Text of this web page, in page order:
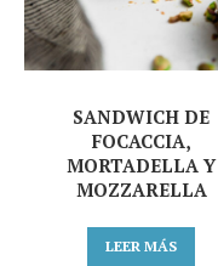
SANDWICH DE
FOCACCIA,
MORTADELLA Y
MOZZARELLA
LEER MÁS